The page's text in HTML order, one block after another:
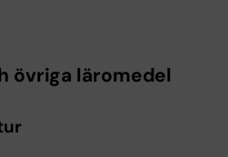
övriga läromedel